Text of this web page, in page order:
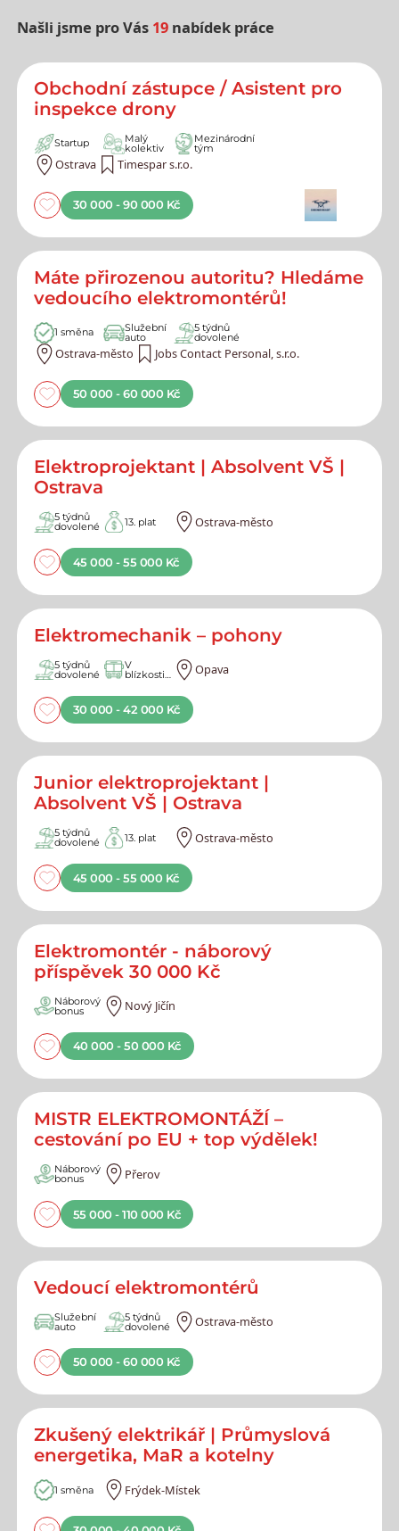
Našli jsme pro Vás 19 nabídek práce
Nejnovější nabídky práce
Obchodní zástupce / Asistent pro
inspekce drony
Startup Malý
kolektiv
Mezinárodní
tým
Ostrava Timespar s.r.o.
30 000 - 90 000 Kč
Máte přirozenou autoritu? Hledáme
vedoucího elektromontérů!
1 směna Služební
auto
5 týdnů
dovolené
Ostrava-město Jobs Contact Personal, s.r.o.
50 000 - 60 000 Kč
Elektroprojektant | Absolvent VŠ |
Ostrava
5 týdnů
dovolené 13. plat Ostrava-město
45 000 - 55 000 Kč
Elektromechanik – pohony
5 týdnů
dovolené
V
blízkosti Opava
30 000 - 42 000 Kč
Junior elektroprojektant |
Absolvent VŠ | Ostrava
5 týdnů
dovolené 13. plat Ostrava-město
45 000 - 55 000 Kč
Elektromontér - náborový
příspěvek 30 000 Kč
Náborový
bonus Nový Jičín
40 000 - 50 000 Kč
MISTR ELEKTROMONTÁŽÍ –
cestování po EU + top výdělek!
Náborový
bonus Přerov
55 000 - 110 000 Kč
Vedoucí elektromontérů
Služební
auto
5 týdnů
dovolené Ostrava-město
50 000 - 60 000 Kč
Zkušený elektrikář | Průmyslová
energetika, MaR a kotelny
1 směna Frýdek-Místek